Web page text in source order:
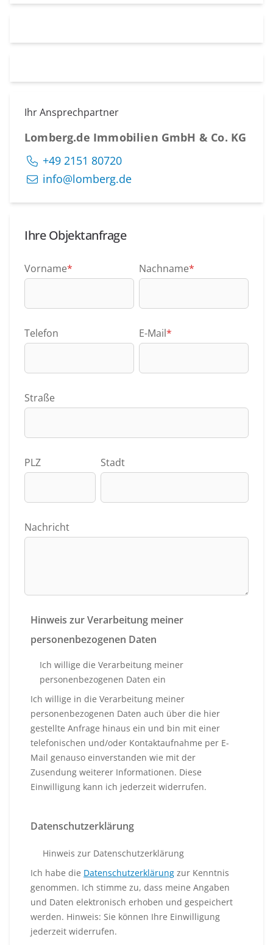
Ihr Ansprechpartner
Lomberg.de Immobilien GmbH & Co. KG
+49 2151 80720
info@lomberg.de
Ihre Objektanfrage
Vorname* Nachname*
Telefon E-Mail*
Straße
PLZ Stadt
Nachricht
Hinweis zur Verarbeitung meiner
personenbezogenen Daten
Ich willige die Verarbeitung meiner
personenbezogenen Daten ein
Ich willige in die Verarbeitung meiner
personenbezogenen Daten auch über die hier
gestellte Anfrage hinaus ein und bin mit einer
telefonischen und/oder Kontaktaufnahme per E-
Mail genauso einverstanden wie mit der
Zusendung weiterer Informationen. Diese
Einwilligung kann ich jederzeit widerrufen.
Datenschutzerklärung
Hinweis zur Datenschutzerklärung
Ich habe die Datenschutzerklärung zur Kenntnis
genommen. Ich stimme zu, dass meine Angaben
und Daten elektronisch erhoben und gespeichert
werden. Hinweis: Sie können Ihre Einwilligung
jederzeit widerrufen.